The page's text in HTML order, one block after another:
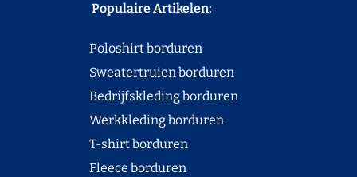
Populaire Artikelen:
Poloshirt borduren
Sweatertruien borduren
Bedrijfskleding borduren
Werkkleding borduren
T-shirt borduren
Fleece borduren